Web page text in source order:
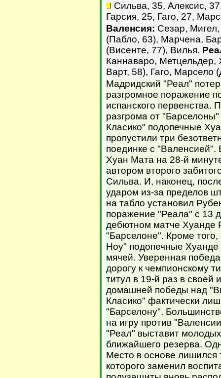
Сильва, 35, Алексис,
Гарсия, 25, Гаго, 27,
Валенсия: Сезар,
(Пабло, 63), Марчена,
(Висенте, 77), Вилья.
Каннаваро, Метцельдер,
Варт, 58), Гаго, Марсело
Мадридский "Реал"
разгромное поражение
испанского первенства.
разгрома от
Класико" подопечные
пропустили три
поединке с "Валенсией".
Хуан Мата на 28-й
автором второго
Сильва. И, наконец,
ударом из-за пределов
на табло установил
поражение "Реала" с 13
дебютном матче Хуанде
"Барселоне". Кроме
Ноу" подопечные
мячей. Уверенная
дорогу к чемпионскому
титул в 19-й раз в своей
домашней победы над
Класико" фактически
"Барселону".
на игру против
"Реал" выставит
ближайшего резерва.
Место в основе лишился
которого заменил